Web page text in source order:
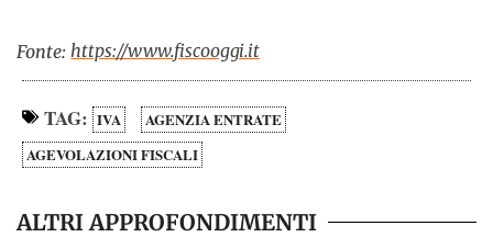
Fonte: https://www.fiscooggi.it
TAG: IVA
AGENZIA ENTRATE
AGEVOLAZIONI FISCALI
ALTRI APPROFONDIMENTI